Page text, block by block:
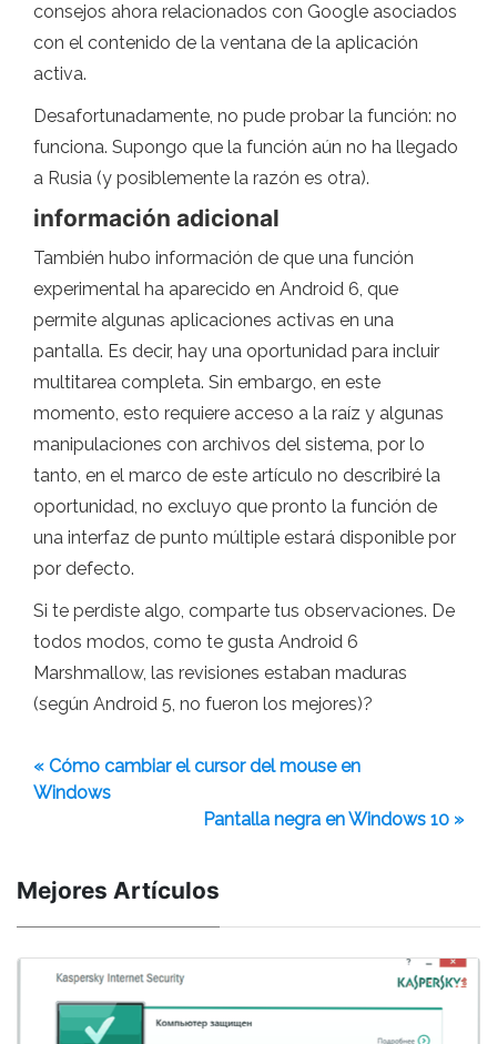
consejos ahora relacionados con Google asociados
con el contenido de la ventana de la aplicación
activa.
Desafortunadamente, no pude probar la función: no
funciona. Supongo que la función aún no ha llegado
a Rusia (y posiblemente la razón es otra).
información adicional
También hubo información de que una función
experimental ha aparecido en Android 6, que
permite algunas aplicaciones activas en una
pantalla. Es decir, hay una oportunidad para incluir
multitarea completa. Sin embargo, en este
momento, esto requiere acceso a la raíz y algunas
manipulaciones con archivos del sistema, por lo
tanto, en el marco de este artículo no describiré la
oportunidad, no excluyo que pronto la función de
una interfaz de punto múltiple estará disponible por
por defecto.
Si te perdiste algo, comparte tus observaciones. De
todos modos, como te gusta Android 6
Marshmallow, las revisiones estaban maduras
(según Android 5, no fueron los mejores)?
« Cómo cambiar el cursor del mouse en
Windows
Pantalla negra en Windows 10 »
Mejores Artículos